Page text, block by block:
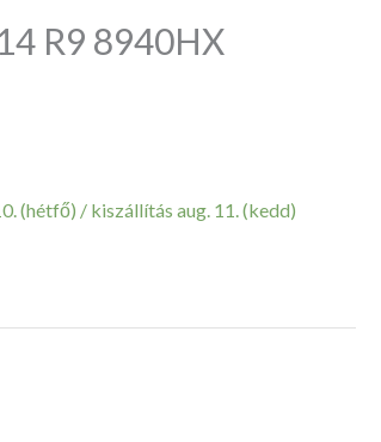
R9 8940HX
(hétfő) / kiszállítás aug. 11. (kedd)